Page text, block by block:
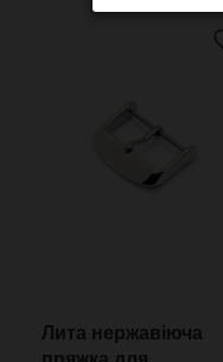
Лита нержавіюча